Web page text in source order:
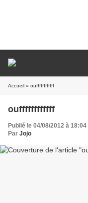
Accueil » ouffffffffffff
ouffffffffffff
Publié le 04/08/2012 à 18:04
Par Jojo